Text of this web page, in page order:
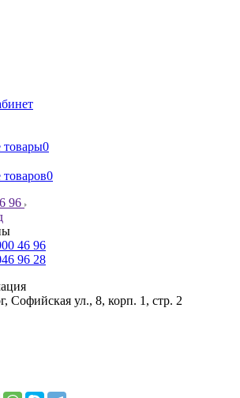
товары0
0
96
46 96
96 28
Софийская ул., 8, корп. 1, стр. 2